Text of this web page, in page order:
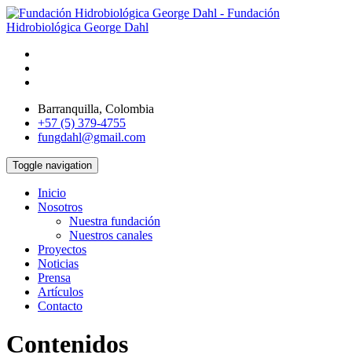
Barranquilla, Colombia
+57 (5) 379-4755
fungdahl@gmail.com
Toggle navigation
Inicio
Nosotros
Nuestra fundación
Nuestros canales
Proyectos
Noticias
Prensa
Artículos
Contacto
Contenidos